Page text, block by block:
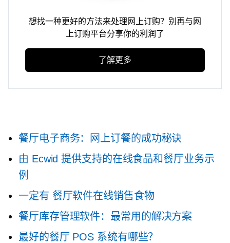
想找一种更好的方法来处理网上订购？别再与网
上订购平台分享你的利润了
了解更多
餐厅电子商务：网上订餐的成功秘诀
由 Ecwid 提供支持的在线食品和餐厅业务示
例
一定有 餐厅软件在线销售食物
餐厅库存管理软件：最常用的解决方案
最好的餐厅 POS 系统有哪些？